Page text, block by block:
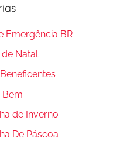
Emergência BR
Natal
Bem
de Inverno
De Páscoa